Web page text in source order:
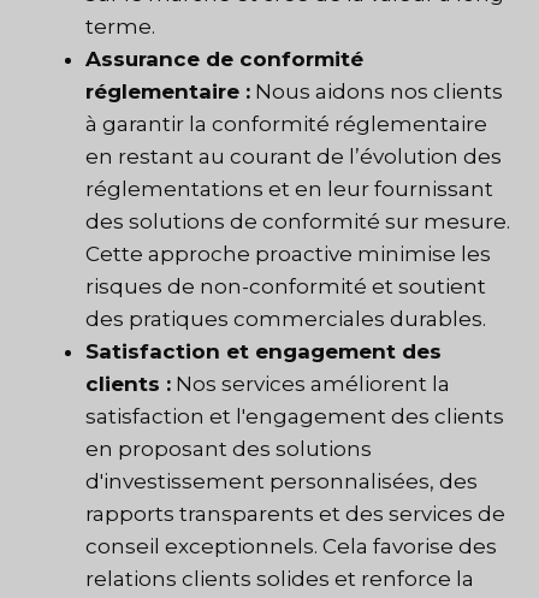
terme.
Assurance de conformité
réglementaire : Nous aidons nos clients
à garantir la conformité réglementaire
en restant au courant de l’évolution des
réglementations et en leur fournissant
des solutions de conformité sur mesure.
Cette approche proactive minimise les
risques de non-conformité et soutient
des pratiques commerciales durables.
Satisfaction et engagement des
clients : Nos services améliorent la
satisfaction et l'engagement des clients
en proposant des solutions
d'investissement personnalisées, des
rapports transparents et des services de
conseil exceptionnels. Cela favorise des
relations clients solides et renforce la